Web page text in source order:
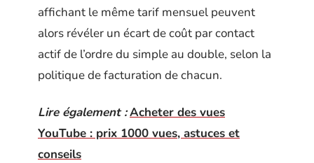
affichant le même tarif mensuel peuvent
alors révéler un écart de coût par contact
actif de l’ordre du simple au double, selon la
politique de facturation de chacun.
Lire également :Acheter des vues
YouTube : prix 1000 vues, astuces et
conseils